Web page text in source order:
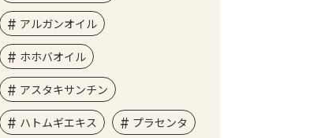
アルガンオイル
ホホバオイル
アスタキサンチン
ハトムギエキス プラセンタ